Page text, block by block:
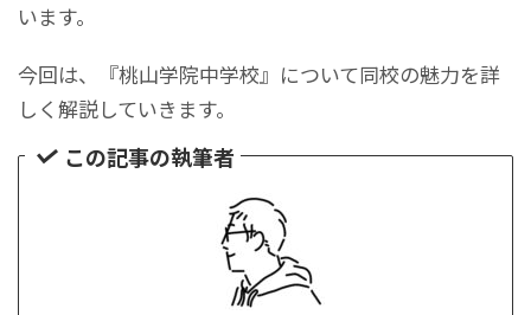
います。
今回は、『桃山学院中学校』について同校の魅力を詳
しく解説していきます。
この記事の執筆者